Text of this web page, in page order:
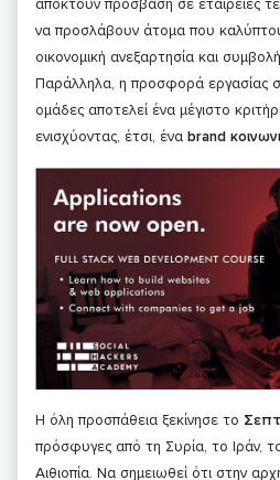
αποκτούν πρόσβαση σε εταιρείες
να προσλάβουν άτομα που
οικονομική ανεξαρτησία και
Παράλληλα, η προσφορά εργασίας
ομάδες αποτελεί ένα μέγιστο
ενισχύοντας, έτσι, ένα brand
Η όλη προσπάθεια ξεκίνησε το
πρόσφυγες από τη Συρία, το Ιράν,
Αιθιοπία. Να σημειωθεί ότι στην